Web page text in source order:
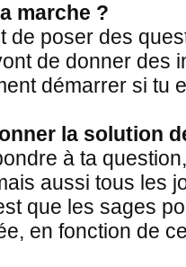
marche ?
de poser des
de donner des
démarrer si tu
la solution
à ta
aussi tous les
que les sages
en fonction de